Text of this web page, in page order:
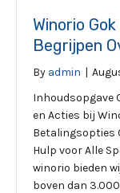
Winorio
Begrijpen
By admin |
Inhoudsopgave
en Acties bij
Betalingsopties
Hulp voor Alle
winorio bieden
boven dan